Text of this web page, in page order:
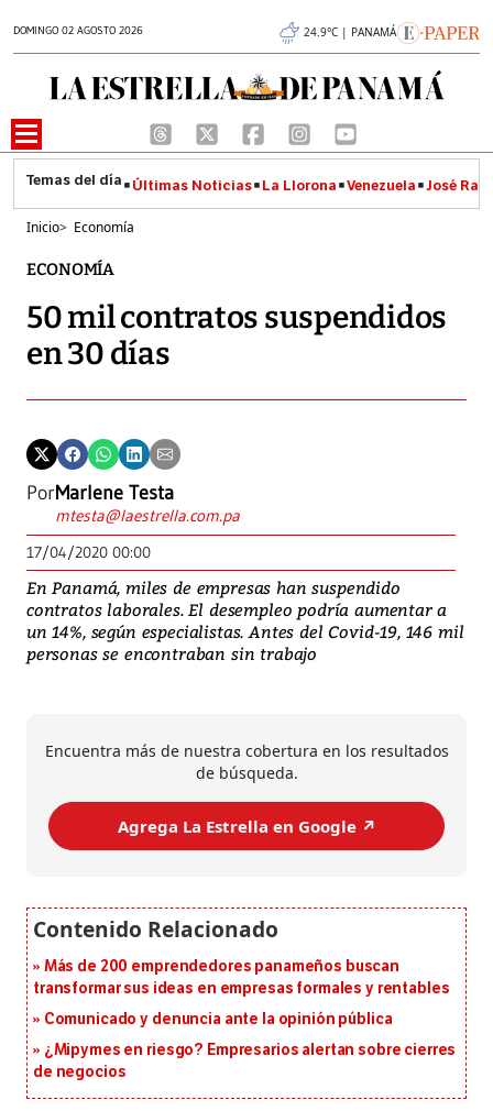
DOMINGO 02 AGOSTO 2026 24.9°C | PANAMÁ
Últimas Noticias La Llorona Venezuela José
Inicio> Economía
ECONOMÍA
50 mil contratos suspendidos
en 30 días
PorMarlene Testa
mtesta@laestrella.com.pa
17/04/2020 00:00
En Panamá, miles de empresas han suspendido
contratos laborales. El desempleo podría aumentar a
un 14%, según especialistas. Antes del Covid-19, 146 mil
personas se encontraban sin trabajo
Encuentra más de nuestra cobertura en los resultados
de búsqueda.
Agrega La Estrella en Google ↗️
Más de 200 emprendedores panameños buscan
transformar sus ideas en empresas formales y rentables
Comunicado y denuncia ante la opinión pública
¿Mipymes en riesgo? Empresarios alertan sobre cierres
de negocios